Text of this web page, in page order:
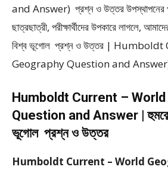
and Answer) প্রশ্ন ও উত্তর উপস্থাপনের
ছাত্রছাত্রী, পরীক্ষার্থীদের উপকারে লাগলে,
বিশ্ব ভূগোল প্রশ্ন ও উত্তর |
Geography Question and Answer)
Humboldt Current –
Question and Answer |
ভূগোল প্রশ্ন ও উত্তর
Humboldt Current – World